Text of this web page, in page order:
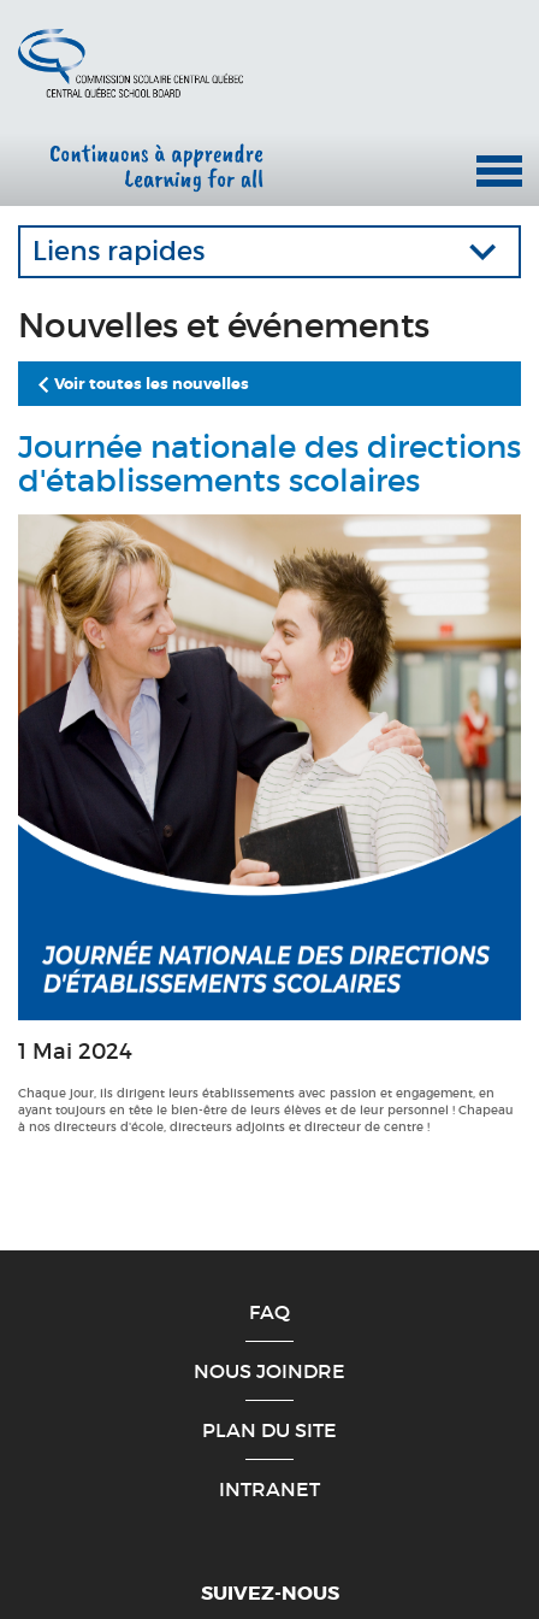
Liens rapides
Nouvelles et événements
Voir toutes les nouvelles
Journée nationale des directions
d'établissements scolaires
1 Mai 2024
Chaque jour, ils dirigent leurs établissements avec passion et engagement, en
ayant toujours en tête le bien-être de leurs élèves et de leur personnel ! Chapeau
à nos directeurs d'école, directeurs adjoints et directeur de centre !
FAQ
NOUS JOINDRE
PLAN DU SITE
INTRANET
SUIVEZ-NOUS